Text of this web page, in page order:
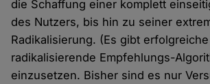
die Schaffung einer komplett
des Nutzers, bis hin zu seiner
Radikalisierung. (Es gibt
radikalisierende Empfehlungs-
einzusetzen. Bisher sind es nur